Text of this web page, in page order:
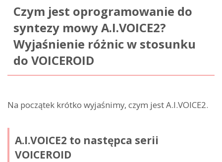
Czym jest oprogramowanie do
syntezy mowy A.I.VOICE2?
Wyjaśnienie różnic w stosunku
do VOICEROID
Na początek krótko wyjaśnimy, czym jest A.I.VOICE2.
A.I.VOICE2 to następca serii
VOICEROID